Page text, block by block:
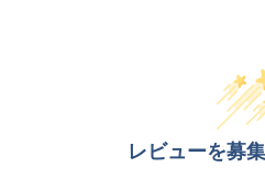
レビューを募